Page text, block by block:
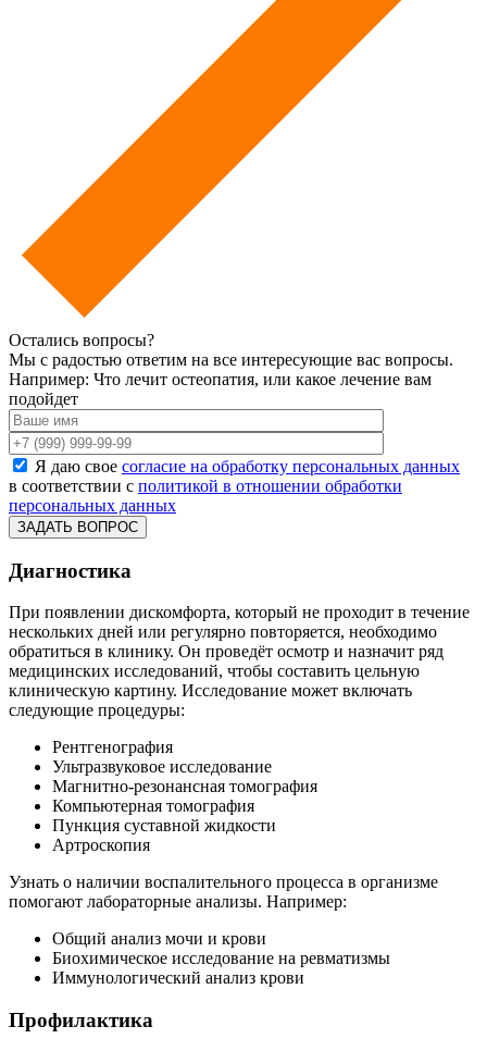
Остались вопросы?
Мы с радостью ответим на все интересующие вас вопросы.
Например: Что лечит остеопатия, или какое лечение вам
подойдет
Я даю свое согласие на обработку персональных данных
в соответствии с политикой в отношении обработки
персональных данных
Диагностика
При появлении дискомфорта, который не проходит в течение
нескольких дней или регулярно повторяется, необходимо
обратиться в клинику. Он проведёт осмотр и назначит ряд
медицинских исследований, чтобы составить цельную
клиническую картину. Исследование может включать
следующие процедуры:
Рентгенография
Ультразвуковое исследование
Магнитно-резонансная томография
Компьютерная томография
Пункция суставной жидкости
Артроскопия
Узнать о наличии воспалительного процесса в организме
помогают лабораторные анализы. Например:
Общий анализ мочи и крови
Биохимическое исследование на ревматизмы
Иммунологический анализ крови
Профилактика